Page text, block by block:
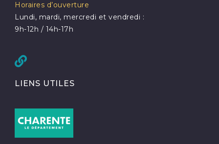
Horaires d’ouverture
Lundi, mardi, mercredi et vendredi :
9h-12h / 14h-17h
LIENS UTILES